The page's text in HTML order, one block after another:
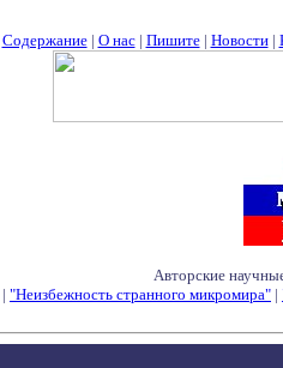
Содержание| О нас| Пишите| Новости|
Авторские
| "Неизбежность странного микромира" |